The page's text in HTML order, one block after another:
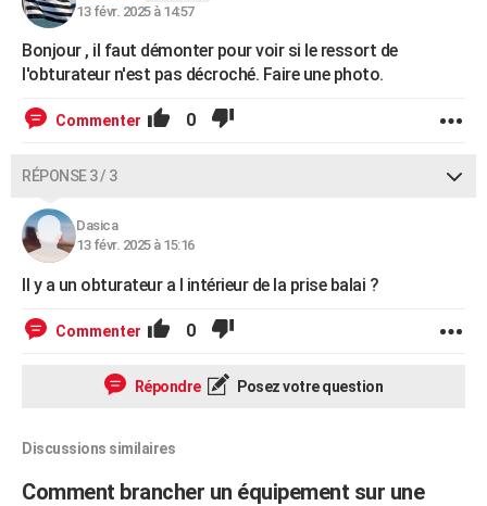
13 févr. 2025 à 14:57
Bonjour , il faut démonter pour voir si le ressort de
l'obturateur n'est pas décroché. Faire une photo.
Commenter 0
RÉPONSE 3 / 3
Dasica
13 févr. 2025 à 15:16
Il y a un obturateur a l intérieur de la prise balai ?
Commenter 0
Répondre Posez votre question
Discussions similaires
Comment brancher un équipement sur une